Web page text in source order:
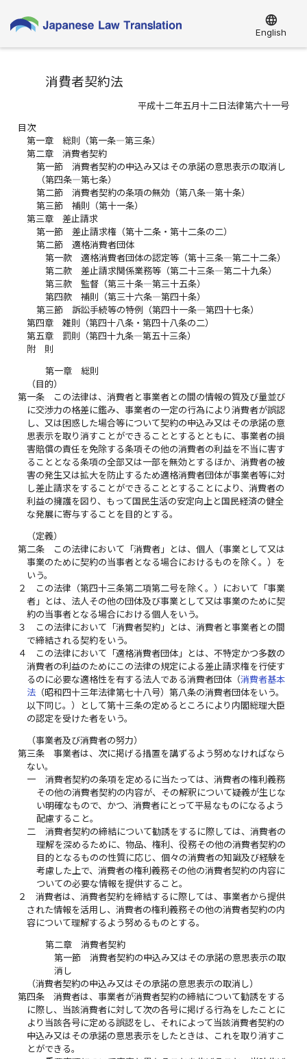
language
English
消費者契約法
平成十二年五月十二日法律第六十一号
目次
第一章 総則（第一条―第三条）
第二章 消費者契約
第一節 消費者契約の申込み又はその承諾の意思表示の取消し
（第四条―第七条）
第二節 消費者契約の条項の無効（第八条―第十条）
第三節 補則（第十一条）
第三章 差止請求
第一節 差止請求権（第十二条・第十二条の二）
第二節 適格消費者団体
第一款 適格消費者団体の認定等（第十三条―第二十二条）
第二款 差止請求関係業務等（第二十三条―第二十九条）
第三款 監督（第三十条―第三十五条）
第四款 補則（第三十六条―第四十条）
第三節 訴訟手続等の特例（第四十一条―第四十七条）
第四章 雑則（第四十八条・第四十八条の二）
第五章 罰則（第四十九条―第五十三条）
附 則
第一章 総則
（目的）
第一条
この法律は、消費者と事業者との間の情報の質及び量並び
に交渉力の格差に鑑み、事業者の一定の行為により消費者が誤認
し、又は困惑した場合等について契約の申込み又はその承諾の意
思表示を取り消すことができることとするとともに、事業者の損
害賠償の責任を免除する条項その他の消費者の利益を不当に害す
ることとなる条項の全部又は一部を無効とするほか、消費者の被
害の発生又は拡大を防止するため適格消費者団体が事業者等に対
し差止請求をすることができることとすることにより、消費者の
利益の擁護を図り、もって国民生活の安定向上と国民経済の健全
な発展に寄与することを目的とする。
（定義）
第二条
この法律において「消費者」とは、個人（事業として又は
事業のために契約の当事者となる場合におけるものを除く。）を
いう。
２
この法律（第四十三条第二項第二号を除く。）において「事業
者」とは、法人その他の団体及び事業として又は事業のために契
約の当事者となる場合における個人をいう。
３
この法律において「消費者契約」とは、消費者と事業者との間
で締結される契約をいう。
４
この法律において「適格消費者団体」とは、不特定かつ多数の
消費者の利益のためにこの法律の規定による差止請求権を行使す
るのに必要な適格性を有する法人である消費者団体（消費者基本
法 （昭和四十三年法律第七十八号）第八条の消費者団体をいう。
以下同じ。）として第十三条の定めるところにより内閣総理大臣
の認定を受けた者をいう。
（事業者及び消費者の努力）
第三条
事業者は、次に掲げる措置を講ずるよう努めなければなら
ない。
一
消費者契約の条項を定めるに当たっては、消費者の権利義務
その他の消費者契約の内容が、その解釈について疑義が生じな
い明確なもので、かつ、消費者にとって平易なものになるよう
配慮すること。
二
消費者契約の締結について勧誘をするに際しては、消費者の
理解を深めるために、物品、権利、役務その他の消費者契約の
目的となるものの性質に応じ、個々の消費者の知識及び経験を
考慮した上で、消費者の権利義務その他の消費者契約の内容に
ついての必要な情報を提供すること。
２
消費者は、消費者契約を締結するに際しては、事業者から提供
された情報を活用し、消費者の権利義務その他の消費者契約の内
容について理解するよう努めるものとする。
第二章 消費者契約
第一節 消費者契約の申込み又はその承諾の意思表示の取
消し
（消費者契約の申込み又はその承諾の意思表示の取消し）
第四条
消費者は、事業者が消費者契約の締結について勧誘をする
に際し、当該消費者に対して次の各号に掲げる行為をしたことに
より当該各号に定める誤認をし、それによって当該消費者契約の
申込み又はその承諾の意思表示をしたときは、これを取り消すこ
とができる。